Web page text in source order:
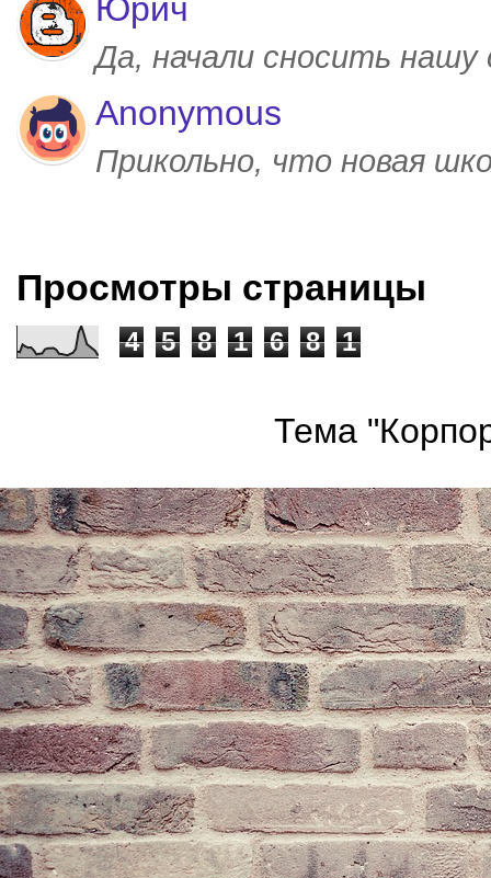
Юрич
Да, начали сносить
Anonymous
Прикольно, что новая
Просмотры страницы
4 5 8 1 6 8 1
Тема